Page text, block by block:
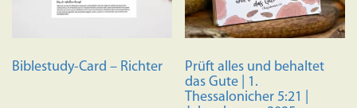
Biblestudy-Card – Richter
Prüft alles und behaltet
das Gute | 1.
Thessalonicher 5:21 |